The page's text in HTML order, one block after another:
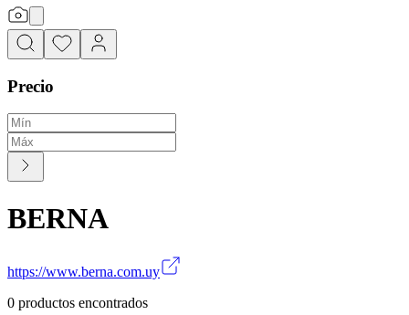
Precio
BERNA
https://www.berna.com.uy
0 productos encontrados